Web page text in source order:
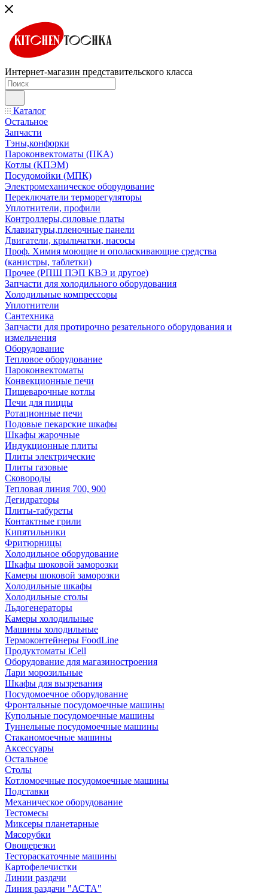
Интернет-магазин представительского класса
Каталог
Остальное
Запчасти
Тэны,конфорки
Пароконвектоматы (ПКА)
Котлы (КПЭМ)
Посудомойки (МПК)
Электромеханическое оборудование
Переключатели терморегуляторы
Уплотнители, профили
Контроллеры,силовые платы
Клавиатуры,пленочные панели
Двигатели, крыльчатки, насосы
Проф. Химия моющие и ополаскивающие средства
(канистры, таблетки)
Прочее (РПШ ПЭП КВЭ и другое)
Запчасти для холодильного оборудования
Холодильные компрессоры
Уплотнители
Сантехника
Запчасти для протирочно резательного оборудования и
измельчения
Оборудование
Тепловое оборудование
Пароконвектоматы
Конвекционные печи
Пищеварочные котлы
Печи для пиццы
Ротационные печи
Подовые пекарские шкафы
Шкафы жарочные
Индукционные плиты
Плиты электрические
Плиты газовые
Сковороды
Тепловая линия 700, 900
Дегидраторы
Плиты-табуреты
Контактные грили
Кипятильники
Фритюрницы
Холодильное оборудование
Шкафы шоковой заморозки
Камеры шоковой заморозки
Холодильные шкафы
Холодильные столы
Льдогенераторы
Камеры холодильные
Машины холодильные
Термоконтейнеры FoodLine
Продуктоматы iCell
Оборудование для магазиностроения
Лари морозильные
Шкафы для вызревания
Посудомоечное оборудование
Фронтальные посудомоечные машины
Купольные посудомоечные машины
Туннельные посудомоечные машины
Стаканомоечные машины
Аксессуары
Остальное
Столы
Котломоечные посудомоечные машины
Подставки
Механическое оборудование
Тестомесы
Миксеры планетарные
Мясорубки
Овощерезки
Тестораскаточные машины
Картофелечистки
Линии раздачи
Линия раздачи "АСТА"